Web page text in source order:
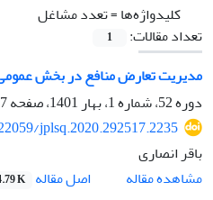
کلیدواژه‌ها =تعدد مشاغل
تعداد مقالات:
1
مدیریت تعارض منافع در بخش
دوره 52، شماره 1، بهار 1401، صفحه
jplsq.2020.292517.2235
باقر انصاری
مشاهده مقاله
اصل مقاله K